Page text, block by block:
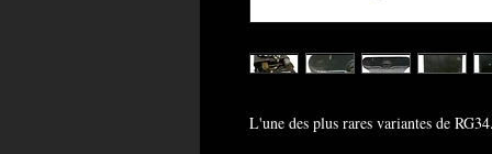
L'une des plus rares variantes de